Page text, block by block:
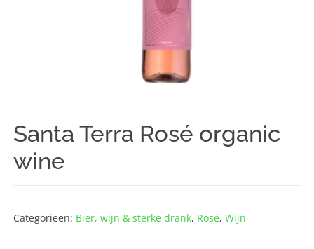
Santa Terra Rosé organic
wine
Categorieën: Bier, wijn & sterke drank, Rosé,Wijn